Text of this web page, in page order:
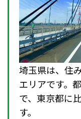
埼玉県は、住
エリアです。
で、東京都に
す。